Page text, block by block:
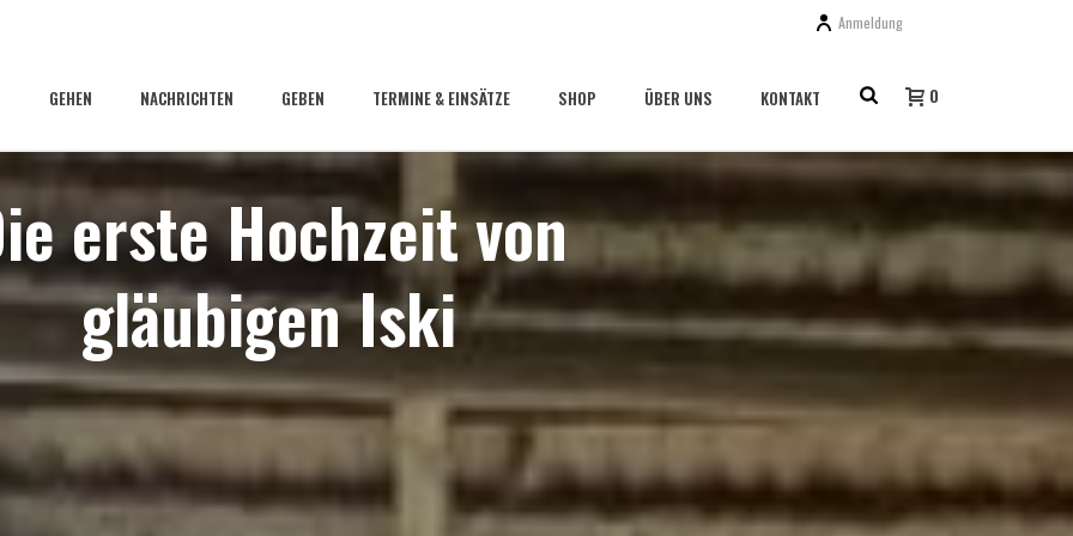
Anmeldung
GEHEN NACHRICHTEN GEBEN TERMINE & EINSÄTZE SHOP ÜBER UNS KONTAKT 0
erste Hochzeit von
gläubigen Iski